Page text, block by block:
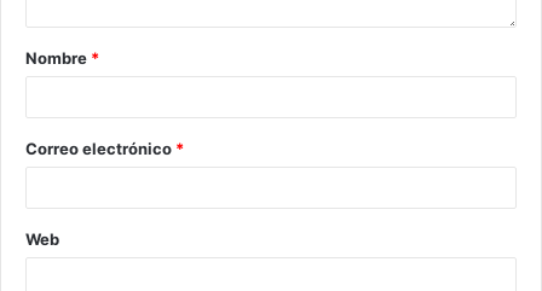
Nombre *
Correo electrónico *
Web